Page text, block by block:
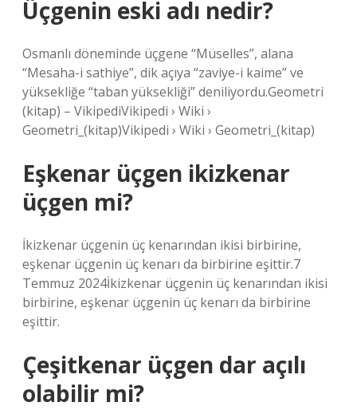
Üçgenin eski adı nedir?
Osmanlı döneminde üçgene “Müselles”, alana
“Mesaha-i sathiye”, dik açıya “zaviye-i kaime” ve
yüksekliğe “taban yüksekliği” deniliyordu.Geometri
(kitap) – VikipediVikipedi › Wiki ›
Geometri_(kitap)Vikipedi › Wiki › Geometri_(kitap)
Eşkenar üçgen ikizkenar
üçgen mi?
İkizkenar üçgenin üç kenarından ikisi birbirine,
eşkenar üçgenin üç kenarı da birbirine eşittir.7
Temmuz 2024İkizkenar üçgenin üç kenarından ikisi
birbirine, eşkenar üçgenin üç kenarı da birbirine
eşittir.
Çeşitkenar üçgen dar açılı
olabilir mi?